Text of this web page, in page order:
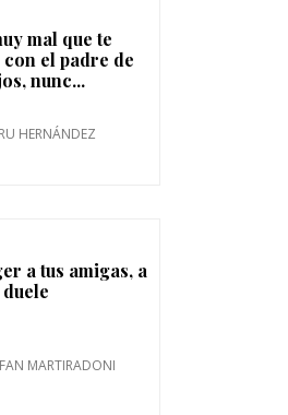
mal que te
con el padre de
nunc...
HERNÁNDEZ
a tus amigas, a
MARTIRADONI